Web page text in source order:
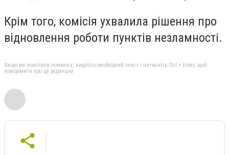
Крім того, комісія ухвалила рішення про
відновлення роботи пунктів незламності.
Якщо ви помітили помилку, виділіть необхідний текст і натисніть Ctrl + Enter, щоб
повідомити про це редакцію